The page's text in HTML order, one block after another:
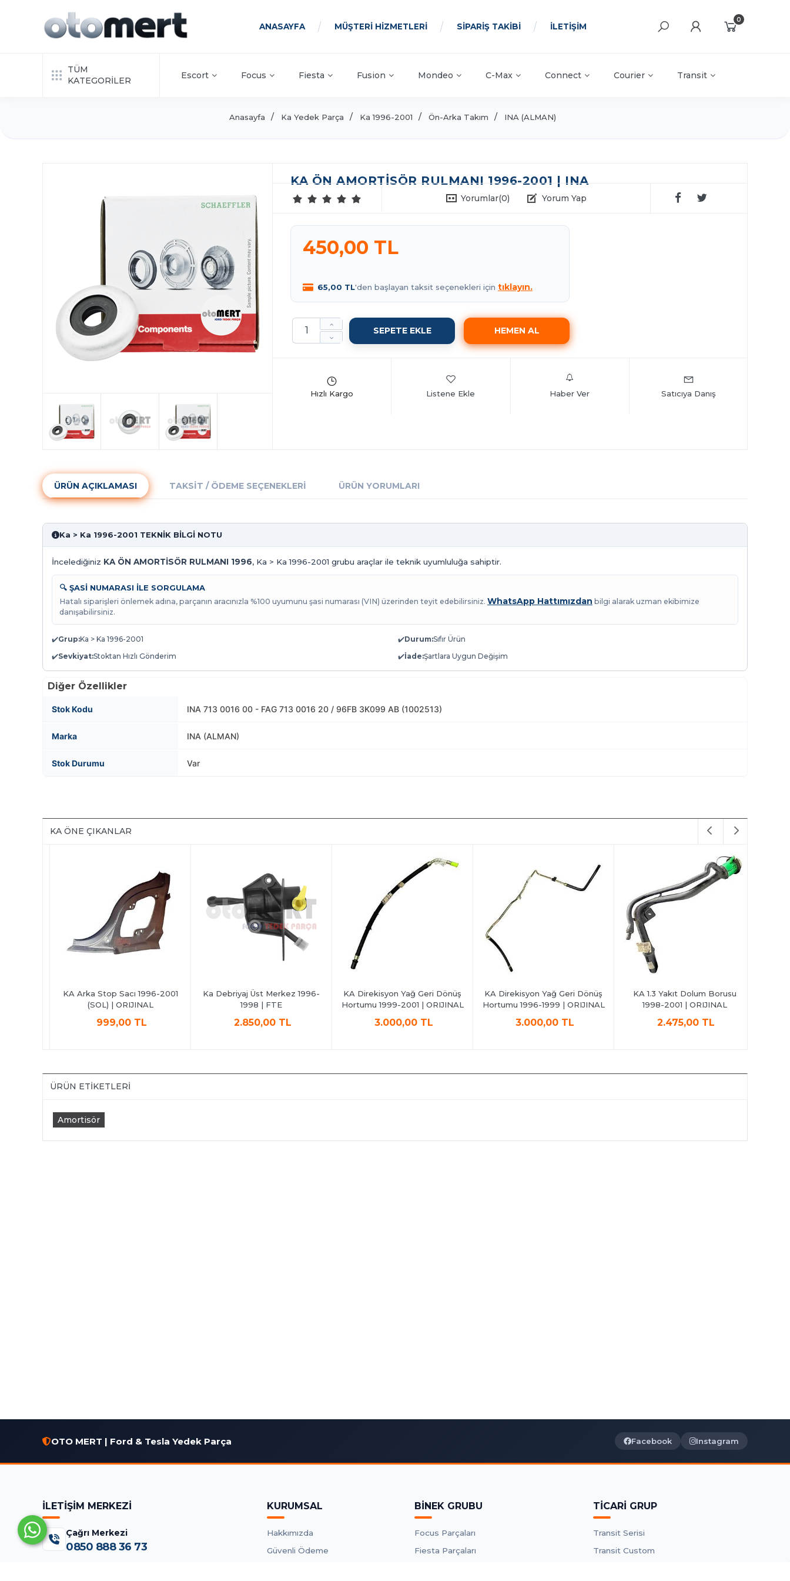
ANASAYFA MÜŞTERİ HİZMETLERİ SİPARİŞ TAKİBİ İLETİŞİM
0
TÜM
KATEGORİLER
Escort Focus Fiesta Fusion Mondeo C-Max Connect Courier Transit
Anasayfa Ka Yedek Parça Ka 1996-2001 Ön-Arka Takım INA (ALMAN)
KA ÖN AMORTISÖR RULMANI 1996-2001 | INA
Yorumlar(0) Yorum Yap
450,00 TL
65,00 TL'den başlayan taksit seçenekleri için tıklayın.
Listene Ekle Haber Ver Satıcıya Danış
ÜRÜN AÇIKLAMASI TAKSIT / ÖDEME SEÇENEKLERI ÜRÜN YORUMLARI
Ka > Ka 1996-2001 TEKNİK BİLGİ NOTU
İncelediğiniz KA ÖN AMORTİSÖR RULMANI 1996, Ka > Ka 1996-2001 grubu araçlar ile teknik uyumluluğa sahiptir.
🔍 ŞASİ NUMARASI İLE SORGULAMA
Hatalı siparişleri önlemek adına, parçanın aracınızla %100 uyumunu şasi numarası (VIN) üzerinden teyit edebilirsiniz. WhatsApp Hattımızdan bilgi alarak uzman ekibimize
danışabilirsiniz.
✔️Grup:Ka > Ka 1996-2001 ✔️Durum:Sıfır Ürün
✔️Sevkiyat:Stoktan Hızlı Gönderim ✔️İade:Şartlara Uygun Değişim
Diğer Özellikler
Stok Kodu INA 713 0016 00 - FAG 713 0016 20 / 96FB 3K099 AB (1002513)
Marka INA (ALMAN)
Stok Durumu Var
KA ÖNE ÇIKANLAR
KA Arka Stop Sacı 1996-2001
(SOL) | ORIJINAL
999,00 TL
Ka Debriyaj Üst Merkez 1996-
1998 | FTE
2.850,00 TL
KA Direkisyon Yağ Geri Dönüş
Hortumu 1999-2001 | ORIJINAL
3.000,00 TL
KA Direkisyon Yağ Geri Dönüş
Hortumu 1996-1999 | ORIJINAL
3.000,00 TL
KA 1.3 Yakıt Dolum Borusu
1998-2001 | ORIJINAL
2.475,00 TL
ÜRÜN ETIKETLERI
Amortisör
OTO MERT | Ford & Tesla Yedek Parça Facebook Instagram
İLETİŞİM MERKEZİ
Çağrı Merkezi
0850 888 36 73
KURUMSAL
Hakkımızda
Güvenli Ödeme
BİNEK GRUBU
Focus Parçaları
Fiesta Parçaları
TİCARİ GRUP
Transit Serisi
Transit Custom